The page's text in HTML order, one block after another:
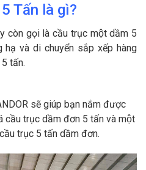
Tấn là gì?
còn gọi là cầu trục một dầm 5
và di chuyển sắp xếp hàng
tấn.
sẽ giúp bạn nắm được
cầu trục dầm đơn 5 tấn và một
trục 5 tấn dầm đơn.